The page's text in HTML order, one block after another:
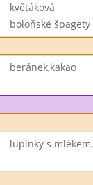
květáková
boloňské
beránek,kakao
lupínky s